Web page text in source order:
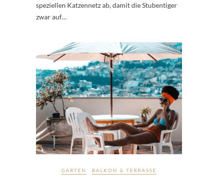
speziellen Katzennetz ab, damit die Stubentiger
zwar auf…
GARTEN BALKON & TERRASSE